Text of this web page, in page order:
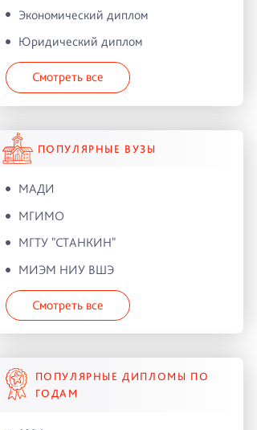
Экономический диплом
Юридический диплом
Смотреть все
ПОПУЛЯРНЫЕ ВУЗЫ
МАДИ
МГИМО
МГТУ "СТАНКИН"
МИЭМ НИУ ВШЭ
Смотреть все
ПОПУЛЯРНЫЕ ДИПЛОМЫ ПО
ГОДАМ